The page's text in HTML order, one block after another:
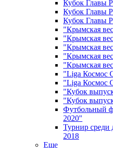
Кубок Главы
Кубок Главы
Кубок Главы
"Крымская
"Крымская
"Крымская
"Крымская
"Крымская
"Liga Космос
"Liga Космос
"Кубок
"Кубок
Футбольный
2020"
Турнир среди
2018
Еще